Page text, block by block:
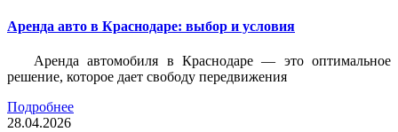
Аренда авто в Краснодаре: выбор и условия
Аренда автомобиля в Краснодаре — это оптимальное
решение, которое дает свободу передвижения
Подробнее
28.04.2026